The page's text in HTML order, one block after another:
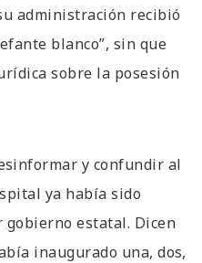
administración recibió
blanco”, sin que
sobre la posesión
y confundir al
ya había sido
estatal. Dicen
inaugurado una, dos,